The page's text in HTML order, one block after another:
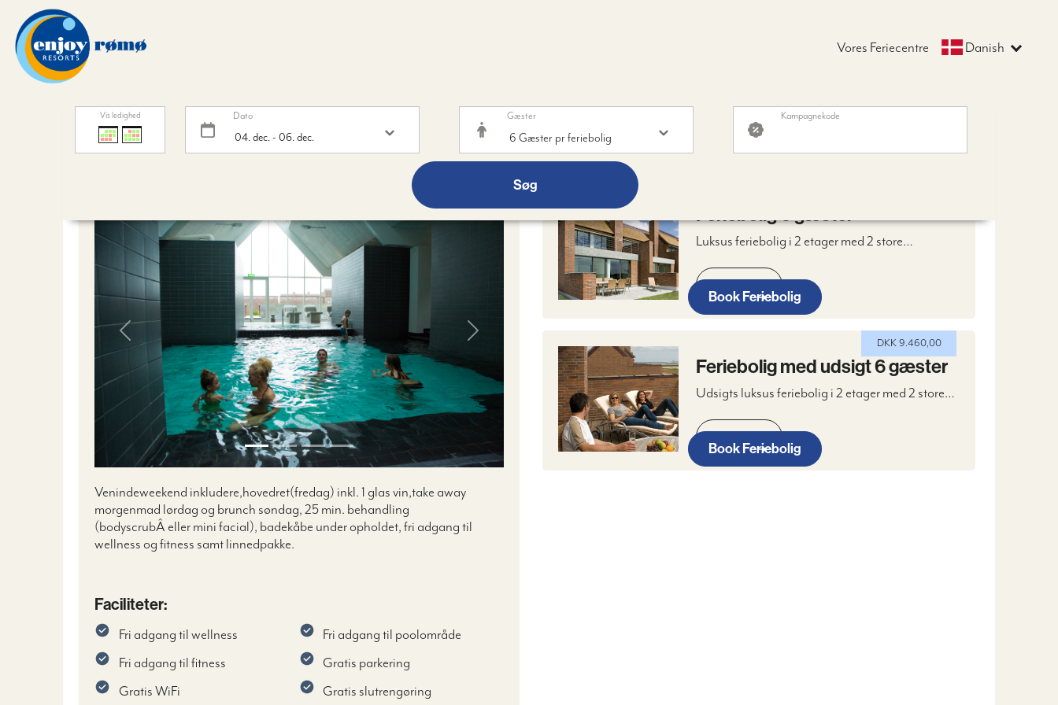
Vores Feriecentre Danish
Vis ledighed Dato Gæster Kampagnekode
Søg
Veninde weekend 04-12-2026 - 06-12-2026 - 1 VÆRELSE -
Previous Next
Venindeweekend inkludere,hovedret(fredag) inkl. 1 glas vin,take away
morgenmad lørdag og brunch søndag, 25 min. behandling
(bodyscrubÂ eller mini facial), badekåbe under opholdet, fri adgang til
wellness og fitness samt linnedpakke.
Faciliteter:
Fri adgang til wellness
Fri adgang til poolområde
Fri adgang til fitness
Gratis parkering
Gratis WiFi
Gratis slutrengøring
Feriebolig 6 gæster
Luksus feriebolig i 2 etager med 2 store
med brændeovn, WIFI, Digitalt TV & 2 terrasser
samt parkeringspladser.
Book Feriebolig
Feriebolig med udsigt 6 gæster
Udsigts luksus feriebolig i 2 etager med 2 store
med brændeovn, WIFI, Digitalt TV & 2 terrasser
samt parkeringspladser.
DKK 9.460,00
Book Feriebolig